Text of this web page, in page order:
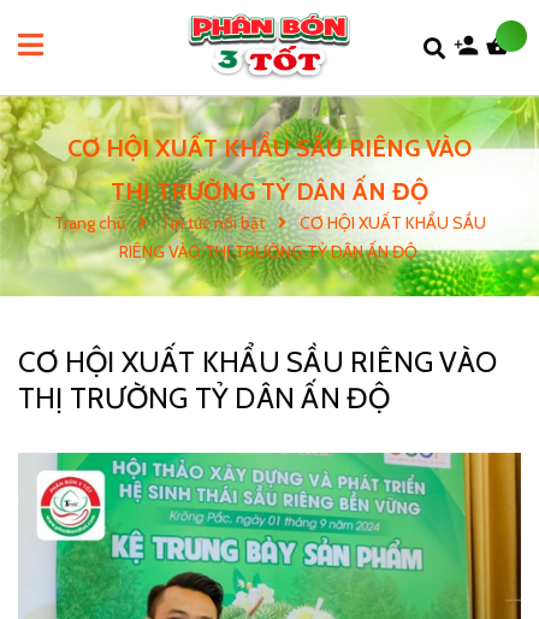
CƠ HỘI XUẤT KHẨU SẦU RIÊNG VÀO
THỊ TRƯỜNG TỶ DÂN ẤN ĐỘ
Trang chủ Tin tức nổi bật
CƠ HỘI XUẤT KHẨU SẦU
RIÊNG VÀO THỊ TRƯỜNG TỶ DÂN ẤN ĐỘ
CƠ HỘI XUẤT KHẨU SẦU RIÊNG VÀO
THỊ TRƯỜNG TỶ DÂN ẤN ĐỘ